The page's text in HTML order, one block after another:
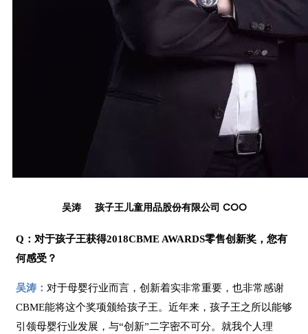
吴涛 孩子王儿童用品股份有限公司 COO
Q：对于孩子王获得2018CBME AWARDS零售创新奖，您有
何感受？
吴涛： 对于母婴行业而言，创新着实非常重要，也非常感谢
CBME能将这个奖项颁给孩子王。近年来，孩子王之所以能够
引领母婴行业发展，与“创新”二字密不可分。就我个人理